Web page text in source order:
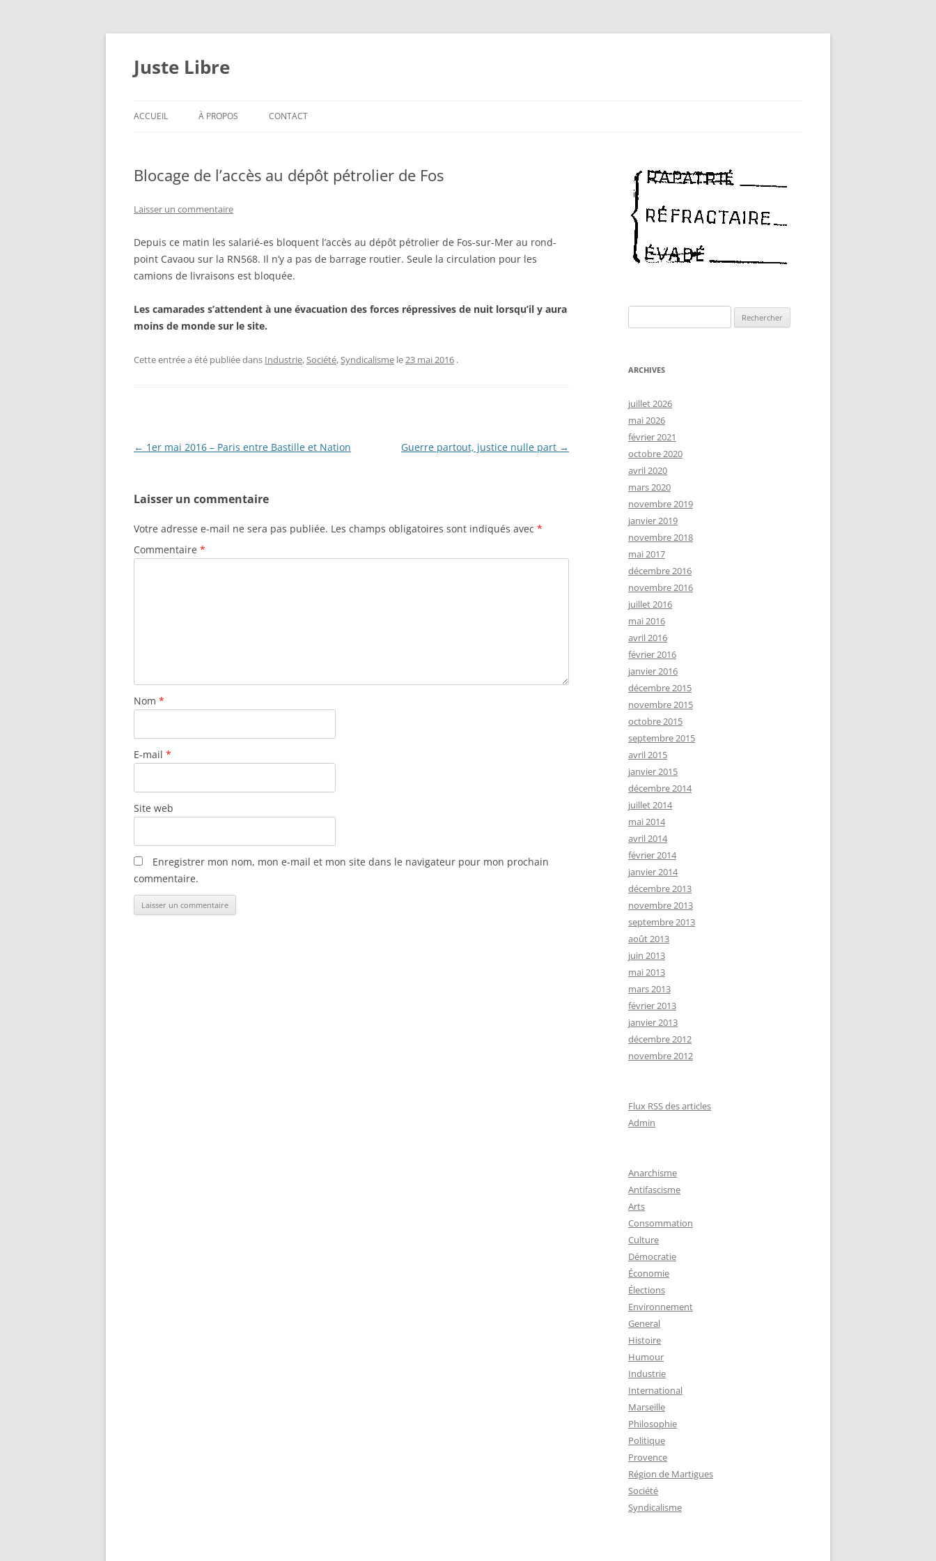
Aller
Juste Libre
ACCUEIL À PROPOS CONTACT
Blocage de l’accès au dépôt pétrolier de Fos
Laisser un commentaire
Depuis ce matin les salarié-es bloquent l’accès au dépôt pétrolier de Fos-sur-Mer au rond-
point Cavaou sur la RN568. Il n’y a pas de barrage routier. Seule la circulation pour les
camions de livraisons est bloquée.
Les camarades s’attendent à une évacuation des forces répressives de nuit lorsqu’il y aura
moins de monde sur le site.
Cette entrée a été publiée dans Industrie,Société,Syndicalisme le23 mai 2016 .
Navigation
← 1er mai 2016 – Paris entre Bastille et Nation Guerre partout, justice nulle part →
Laisser un commentaire
Votre adresse e-mail ne sera pas publiée. Les champs obligatoires sont indiqués avec *
Commentaire *
Nom *
E-mail *
Site web
Enregistrer mon nom, mon e-mail et mon site dans le navigateur pour mon prochain
commentaire.
ARCHIVES
juillet 2026
mai 2026
février 2021
octobre 2020
avril 2020
mars 2020
novembre 2019
janvier 2019
novembre 2018
mai 2017
décembre 2016
novembre 2016
juillet 2016
mai 2016
avril 2016
février 2016
janvier 2016
décembre 2015
novembre 2015
octobre 2015
septembre 2015
avril 2015
janvier 2015
décembre 2014
juillet 2014
mai 2014
avril 2014
février 2014
janvier 2014
décembre 2013
novembre 2013
septembre 2013
août 2013
juin 2013
mai 2013
mars 2013
février 2013
janvier 2013
décembre 2012
novembre 2012
Flux RSS des articles
Admin
Anarchisme
Antifascisme
Arts
Consommation
Culture
Démocratie
Économie
Élections
Environnement
General
Histoire
Humour
Industrie
International
Marseille
Philosophie
Politique
Provence
Région de Martigues
Société
Syndicalisme